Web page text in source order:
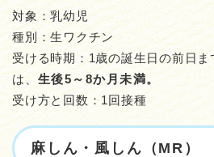
対象：乳幼児
種別：生ワクチン
受ける時期：1歳の誕生日の前日
は、 生後5～8か月未満。
受け方と回数：1回接種
麻しん・風しん（MR）